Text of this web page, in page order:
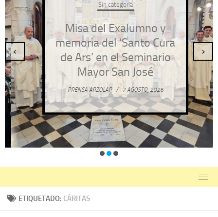
Sin categoría
Misa del Exalumno y
memoria del ‘Santo Cura
de Ars’ en el Seminario
Mayor San José
PRENSA ARZOLAP / 7 AGOSTO, 2026
‹ ›
ETIQUETADO: CÁRITAS